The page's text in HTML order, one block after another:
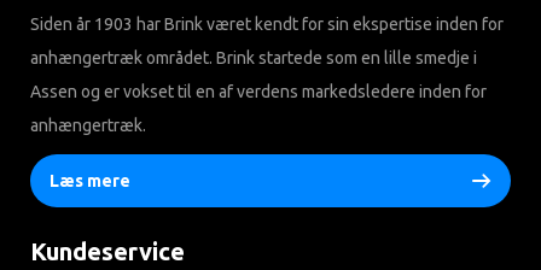
Siden år 1903 har Brink været kendt for sin ekspertise inden for
anhængertræk området. Brink startede som en lille smedje i
Assen og er vokset til en af ​​verdens markedsledere inden for
anhængertræk.
Læs mere
Kundeservice